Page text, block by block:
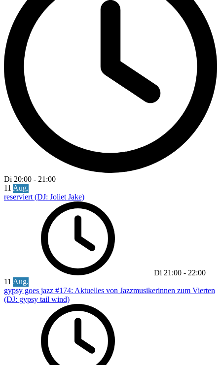
Di 20:00 - 21:00
11 Aug.
reserviert (DJ: Joliet Jake)
Di 21:00 - 22:00
11 Aug.
gypsy goes jazz #174: Aktuelles von Jazzmusikerinnen zum Vierten
(DJ: gypsy tail wind)